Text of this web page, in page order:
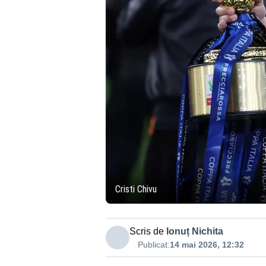
Cristi Chivu
Scris de Ionuț Nichita
Publicat:14 mai 2026, 12:32